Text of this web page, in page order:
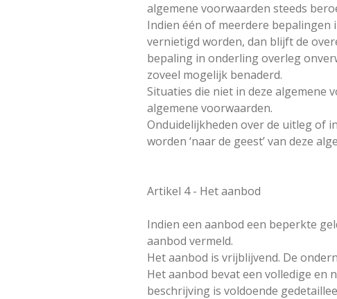
algemene voorwaarden steeds
Indien één of meerdere
vernietigd worden, dan blijft de
bepaling in onderling overleg
zoveel mogelijk benaderd.
Situaties die niet in deze algemene
algemene voorwaarden.
Onduidelijkheden over de uitleg of
worden ‘naar de geest’ van deze
Artikel 4 - Het aanbod
Indien een aanbod een beperkte
aanbod vermeld.
Het aanbod is vrijblijvend. De
Het aanbod bevat een volledige en
beschrijving is voldoende